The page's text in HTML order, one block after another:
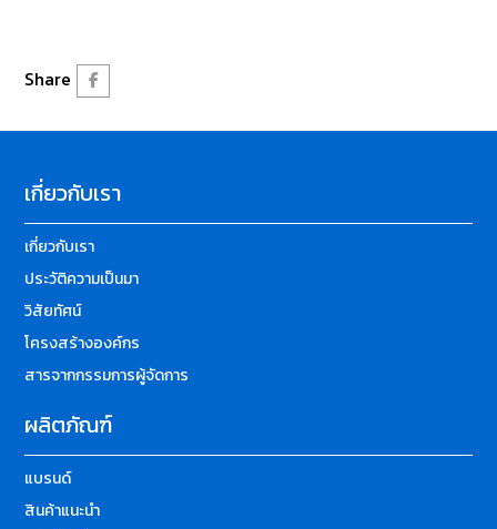
Share
เกี่ยวกับเรา
เกี่ยวกับเรา
ประวัติความเป็นมา
วิสัยทัศน์
โครงสร้างองค์กร
สารจากกรรมการผู้จัดการ
ผลิตภัณฑ์
แบรนด์
สินค้าแนะนำ